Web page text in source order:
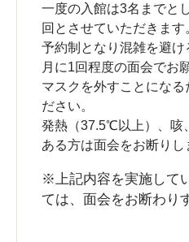
一度の入館は3名までと
回とさせていただきます
予約制となり混雑を避
月に1回程度の面会でお
マスクを外すことになる
ださい。
発熱（37.5℃以上）、咳
ある方は面会をお断りし
※上記内容を実施して
ては、面会をお断わり